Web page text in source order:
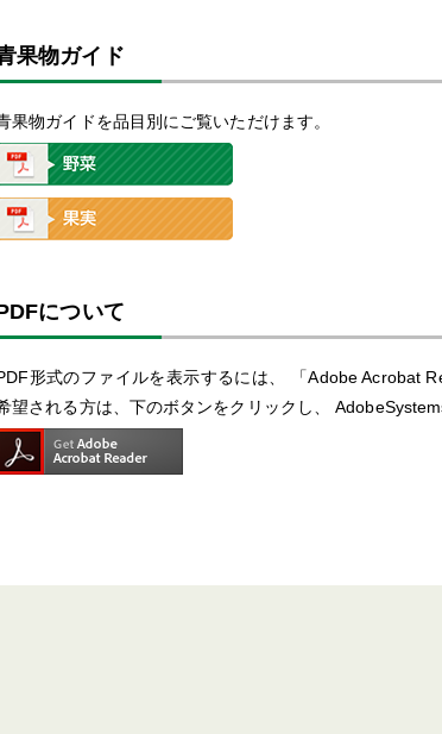
果物ガイド
果物ガイドを品目別にご覧いただけます。
について
形式のファイルを表示するには、 「Adobe Acrobat
望される方は、下のボタンをクリックし、